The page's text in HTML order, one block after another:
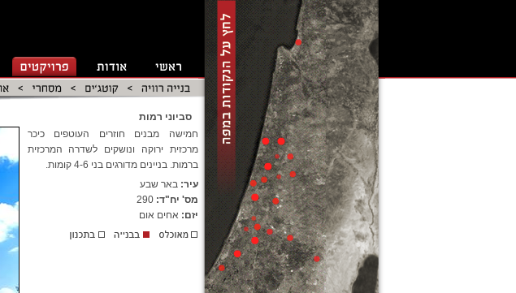
סביוני רמות
חמישה מבנים חוזרים העוטפים כיכר
מרכזית ירוקה ונושקים לשדרה המרכזית
ברמות. בניינים מדורגים בני 4-6 קומות.
עיר:באר שבע
מס' יח"ד:290
יזם: אחים אום